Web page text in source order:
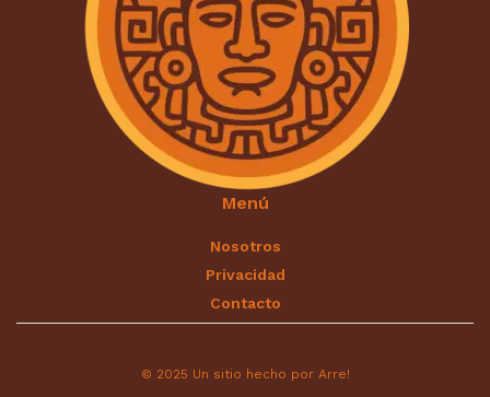
Menú
Nosotros
Privacidad
Contacto
© 2025 Un sitio hecho por Arre!